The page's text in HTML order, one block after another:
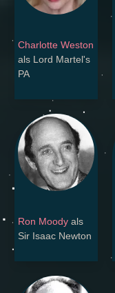
Charlotte Weston
als Lord Martel's
PA
Ron Moody als
Sir Isaac Newton